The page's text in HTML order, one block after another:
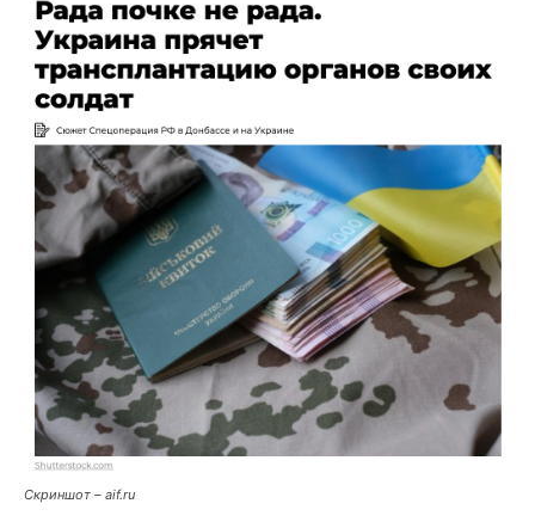
Скриншот – aif.ru